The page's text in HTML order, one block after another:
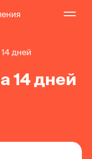
14 дней
14 дней